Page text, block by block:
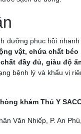
dưỡng phục hồi nhanh
vật, chứa chất béo
đầy đủ, giàu độ
bệnh lý và khẩu vị
khám Thú Y
Văn Nhiếp, P. An